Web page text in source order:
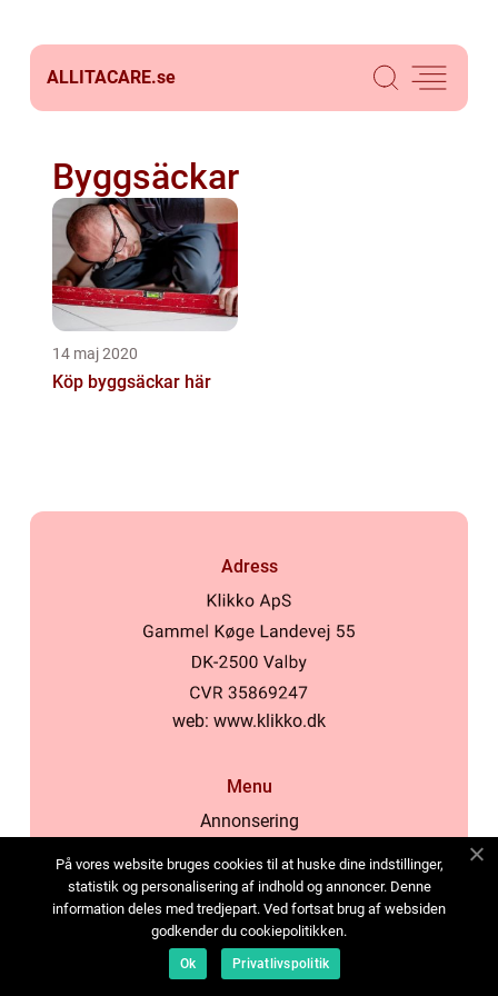
ALLITACARE.se
Byggsäckar
14 maj 2020
Köp byggsäckar här
Adress
web: www.klikko.dk
Menu
Annonsering
Cookies
Kontakta oss
Sitemap
På vores website bruges cookies til at huske dine indstillinger,
statistik og personalisering af indhold og annoncer. Denne
information deles med tredjepart. Ved fortsat brug af websiden
godkender du cookiepolitikken.
Ok Privatlivspolitik